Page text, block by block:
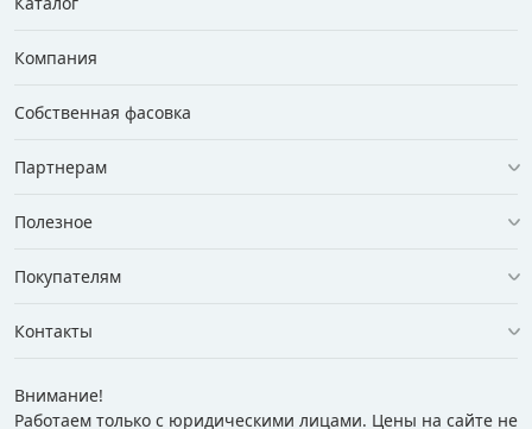
Компания
Собственная фасовка
Партнерам
Полезное
Покупателям
Контакты
Внимание!
Работаем только с юридическими лицами. Цены на сайте не